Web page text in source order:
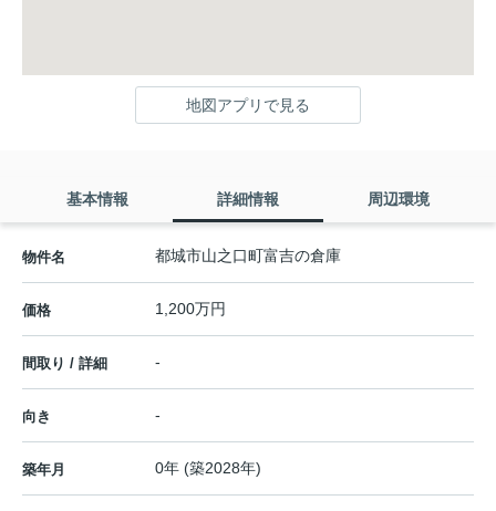
地図アプリで見る
基本情報 詳細情報 周辺環境
物件名 都城市山之口町富吉の倉庫
価格 1,200万円
間取り / 詳細 -
向き -
築年月 0年 (築2028年)